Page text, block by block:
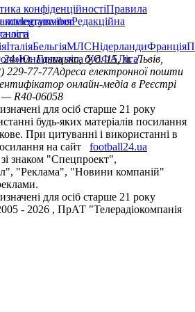
конфіденційностіПравила
коментуванняРедакційна
telegramviber
ліга
ІталіяБельгіяМЛСНідерландиФранція
Юнацька ліга УЄФАЛіга
24»пл. Галицька, буд. 15, м. Львів,
229-77-77Адреса електронної пошти
онлайн-медіа в Реєстрі
— R40-06058
для осіб старше 21 року
будь-яких матеріалів посилання
При цитуванні і використанні в
на сайт
football24.ua
знаком "Спецпроект",
"Реклама", "Новини компаній"
для осіб старше 21 року
- 2026 , ПрАТ "Телерадіокомпанія